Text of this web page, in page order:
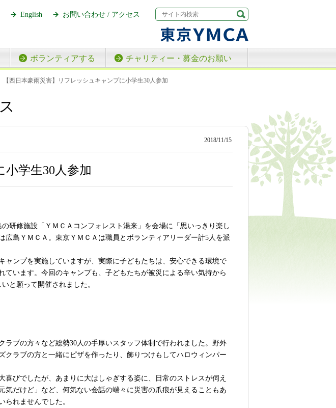
お問い合わせ / アクセス
English
ボランティアする チャリティー・募金のお願い
【西日本豪雨災害】リフレッシュキャンプに小学生30人参加
2018/11/15
小学生30人参加
研修施設「ＹＭＣＡコンフォレスト湯来」を会場に「思いっきり楽し
島ＹＭＣＡ。東京ＹＭＣＡは職員とボランティアリーダー計5人を派
ンプを実施していますが、実際に子どもたちは、安心できる環境で
ています。今回のキャンプも、子どもたちが被災による辛い気持から
と願って開催されました。
ブの方々など総勢30人の手厚いスタッフ体制で行われました。野外
ラブの方と一緒にピザを作ったり、飾りつけもしてハロウィンパー
びでしたが、あまりに大はしゃぎする姿に、日常のストレスが伺え
だけど」など、何気ない会話の端々に災害の爪痕が見えることもあ
られませんでした。